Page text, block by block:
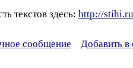
текстов здесь: http://
сообщение Добавить в